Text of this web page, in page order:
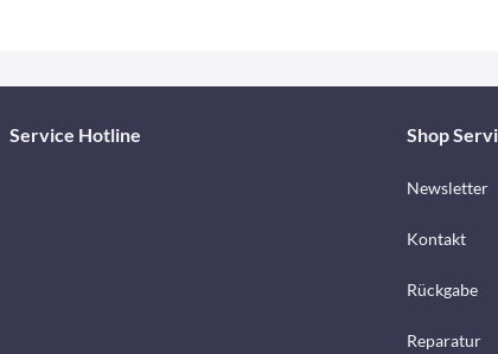
Service Hotline Shop
Newsletter
Kontakt
Rückgabe
Reparatur